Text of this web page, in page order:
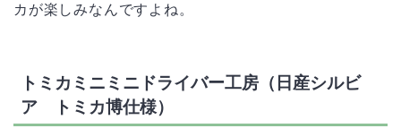
カが楽しみなんですよね。
トミカミニミニドライバー工房（日産シルビ
ア トミカ博仕様）